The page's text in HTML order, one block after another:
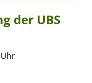
der UBS
Uhr